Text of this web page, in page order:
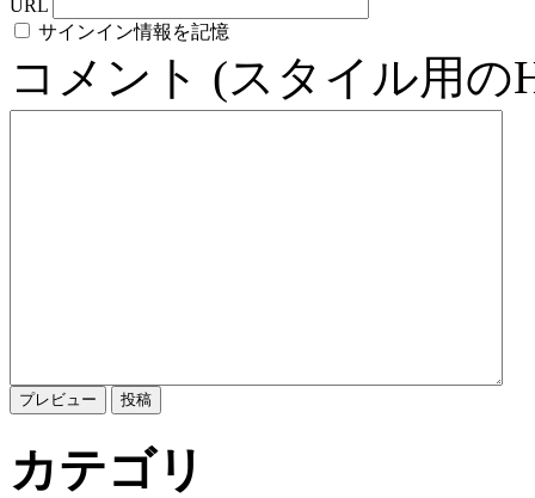
URL
サインイン情報を記憶
コメント (スタイル用
カテゴリ